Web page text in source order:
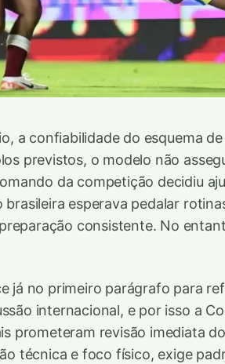
a confiabilidade do esquema
previstos, o modelo não
da competição decidiu
brasileira esperava pedalar
consistente. No
já no primeiro parágrafo para
internacional, e por isso a
prometeram revisão imediata
técnica e foco físico, exige